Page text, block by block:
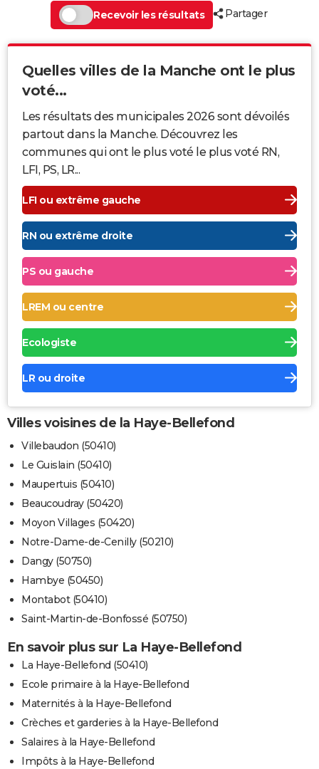
Recevoir les résultats
Partager
Quelles villes de la Manche ont le plus
voté...
Les résultats des municipales 2026 sont dévoilés
partout dans la Manche. Découvrez les
communes qui ont le plus voté le plus voté RN,
LFI, PS, LR...
LFI ou extrême gauche
RN ou extrême droite
PS ou gauche
LREM ou centre
Ecologiste
LR ou droite
Villes voisines de la Haye-Bellefond
Villebaudon (50410)
Le Guislain (50410)
Maupertuis (50410)
Beaucoudray (50420)
Moyon Villages (50420)
Notre-Dame-de-Cenilly (50210)
Dangy (50750)
Hambye (50450)
Montabot (50410)
Saint-Martin-de-Bonfossé (50750)
En savoir plus sur La Haye-Bellefond
La Haye-Bellefond (50410)
Ecole primaire à la Haye-Bellefond
Maternités à la Haye-Bellefond
Crèches et garderies à la Haye-Bellefond
Salaires à la Haye-Bellefond
Impôts à la Haye-Bellefond